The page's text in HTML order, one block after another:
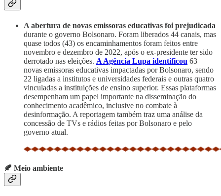
A abertura de novas emissoras educativas foi prejudicada
durante o governo Bolsonaro. Foram liberados 44 canais, mas
quase todos (43) os encaminhamentos foram feitos entre
novembro e dezembro de 2022, após o ex-presidente ter sido
derrotado nas eleições. A Agência Lupa identificou 63
novas emissoras educativas impactadas por Bolsonaro, sendo
22 ligadas a institutos e universidades federais e outras quatro
vinculadas a instituições de ensino superior. Essas plataformas
desempenham um papel importante na disseminação do
conhecimento acadêmico, inclusive no combate à
desinformação. A reportagem também traz uma análise da
concessão de TVs e rádios feitas por Bolsonaro e pelo
governo atual.
🍂 Meio ambiente